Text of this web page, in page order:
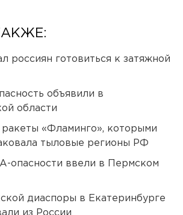
россиян готовиться к затяжной
объявили в
области
«Фламинго», которыми
тыловые регионы РФ
опасности ввели в Пермском
диаспоры в Екатеринбурге
из России